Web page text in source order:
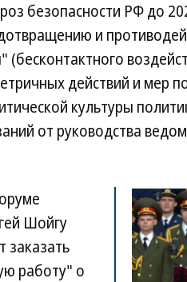
безопасности РФ до
и
действий и мер
культуры
от руководства
Шойгу
заказать
работу" о